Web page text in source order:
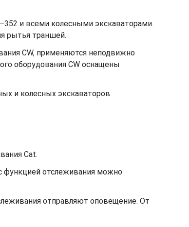
и всеми колесными экскаваторами.
рытья траншей.
CW, применяются неподвижно
оборудования CW оснащены
и колесных экскаваторов
Cat.
функцией отслеживания можно
отправляют оповещение. От